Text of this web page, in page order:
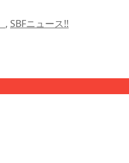
, SBFニュース!!